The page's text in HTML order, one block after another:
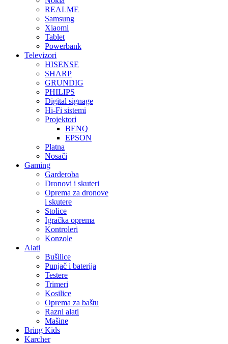
REALME
Samsung
Xiaomi
Tablet
Powerbank
Televizori
HISENSE
SHARP
GRUNDIG
PHILIPS
Digital signage
Hi-Fi sistemi
Projektori
BENQ
EPSON
Platna
Nosači
Gaming
Garderoba
Dronovi i skuteri
Oprema za dronove
i skutere
Stolice
Igračka oprema
Kontroleri
Konzole
Alati
Bušilice
Punjač i baterija
Testere
Trimeri
Kosilice
Oprema za baštu
Razni alati
Mašine
Bring Kids
Karcher